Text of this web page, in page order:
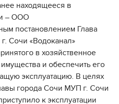
находящееся в
– ООО
постановлением Глава
Сочи «Водоканал»
в хозяйственное
и обеспечить его
эксплуатацию. В целях
города Сочи МУП г. Сочи
к эксплуатации